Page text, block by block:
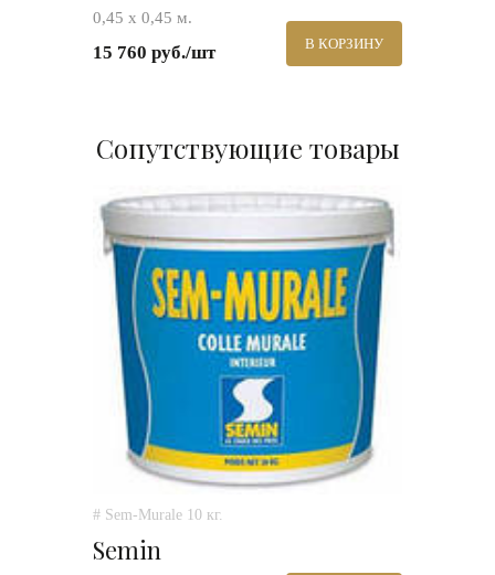
0,45 х 0,45 м.
15 760 руб./шт В КОРЗИНУ
Сопутствующие товары
# Sem-Murale 10 кг.
Semin